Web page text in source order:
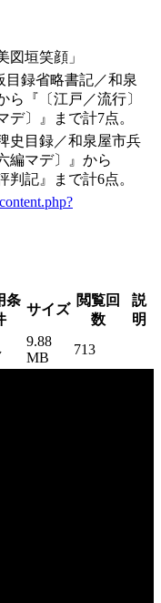
図垣笑顔」
目録省略書記／和泉
ら『〔江戸／流行〕
デ〕』まで計7点。
史目録／和泉屋市兵
編マデ〕』から
判記』まで計6点。
条
サイズ
閲覧回
数
説
明
9.88
MB
713